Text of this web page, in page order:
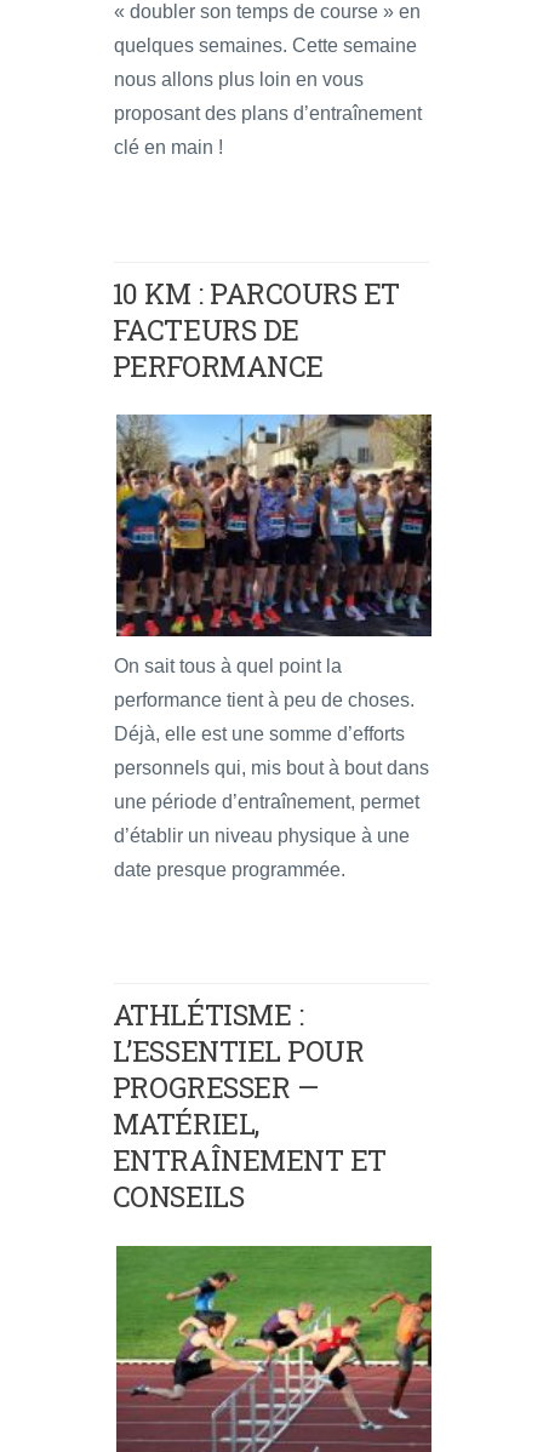
« doubler son temps de course » en
quelques semaines. Cette semaine
nous allons plus loin en vous
proposant des plans d’entraînement
clé en main !
10 KM : PARCOURS ET
FACTEURS DE
PERFORMANCE
On sait tous à quel point la
performance tient à peu de choses.
Déjà, elle est une somme d’efforts
personnels qui, mis bout à bout dans
une période d’entraînement, permet
d’établir un niveau physique à une
date presque programmée.
ATHLÉTISME :
L’ESSENTIEL POUR
PROGRESSER —
MATÉRIEL,
ENTRAÎNEMENT ET
CONSEILS